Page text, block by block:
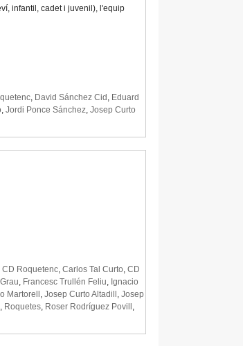
infantil, cadet i juvenil), l'equip
, David Sánchez Cid , Eduard
, Jordi Ponce Sánchez, Josep Curto
CD Roquetenc, Carlos Tal Curto, CD
, Francesc Trullén Feliu, Ignacio
Martorell , Josep Curto Altadill , Josep
, Roquetes, Roser Rodríguez Povill ,